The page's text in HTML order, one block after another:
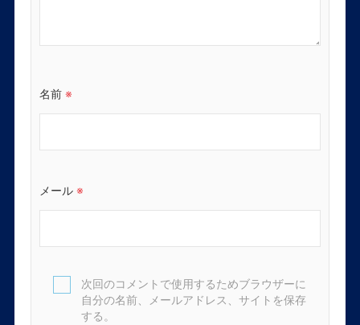
名前 ※
メール ※
次回のコメントで使用するためブラウザーに
自分の名前、メールアドレス、サイトを保存
する。